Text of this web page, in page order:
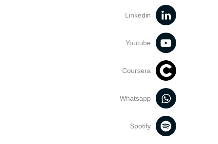
Linkedin
Youtube
Coursera
Whatsapp
Spotify